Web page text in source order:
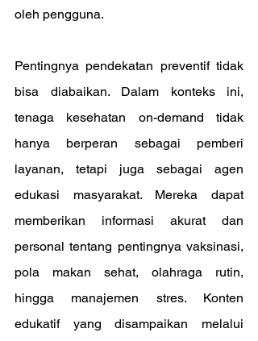
oleh pengguna.
Pentingnya pendekatan preventif tidak
bisa diabaikan. Dalam konteks ini,
tenaga kesehatan on-demand tidak
hanya berperan sebagai pemberi
layanan, tetapi juga sebagai agen
edukasi masyarakat. Mereka dapat
memberikan informasi akurat dan
personal tentang pentingnya vaksinasi,
pola makan sehat, olahraga rutin,
hingga manajemen stres. Konten
edukatif yang disampaikan melalui